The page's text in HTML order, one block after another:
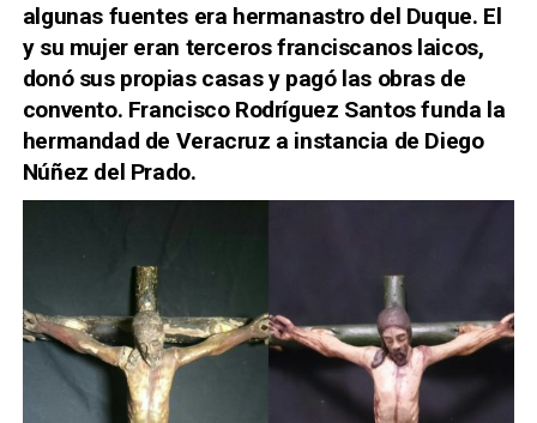
algunas fuentes era hermanastro del Duque. El
y su mujer eran terceros franciscanos laicos,
donó sus propias casas y pagó las obras de
convento. Francisco Rodríguez Santos funda la
hermandad de Veracruz a instancia de Diego
Núñez del Prado.